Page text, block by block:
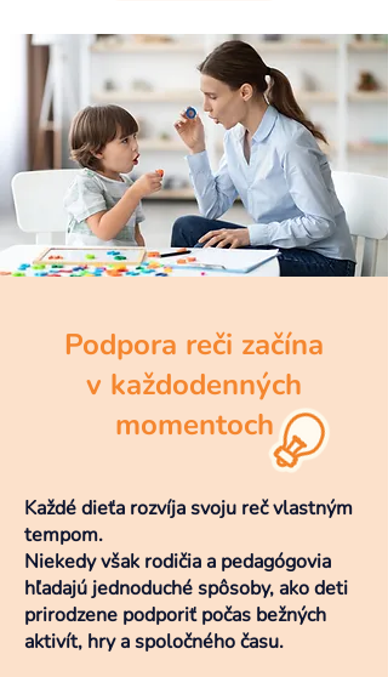
Podpora reči začína
v každodenných
momentoch
Každé dieťa rozvíja svoju reč vlastným
tempom.
Niekedy však rodičia a pedagógovia
hľadajú jednoduché spôsoby, ako deti
prirodzene podporiť počas bežných
aktivít, hry a spoločného času.